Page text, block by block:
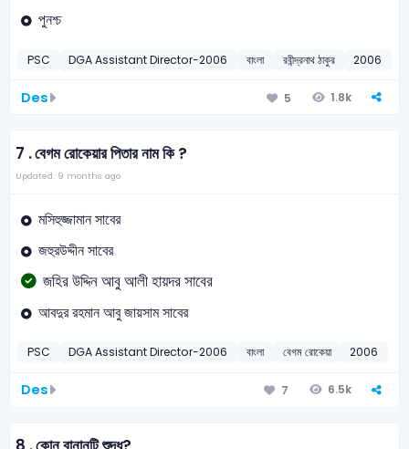
পুনশ্চ
PSC DGA Assistant Director-2006 বাংলা রবীন্দ্রনাথ ঠাকুর 2006
Des 5 1.8k
7 .বেগম রোকেয়ার পিতার নাম কি ?
Updated: 9 months ago
মসিহুজ্জামান সাবের
জহুরউদ্দীন সাবের
জহির উদ্দিন আবু আলী হায়দর সাবের
আবদুর রহমান আবু জায়সাম সাবের
PSC DGA Assistant Director-2006 বাংলা বেগম রোকেয়া 2006
Des 7 6.5k